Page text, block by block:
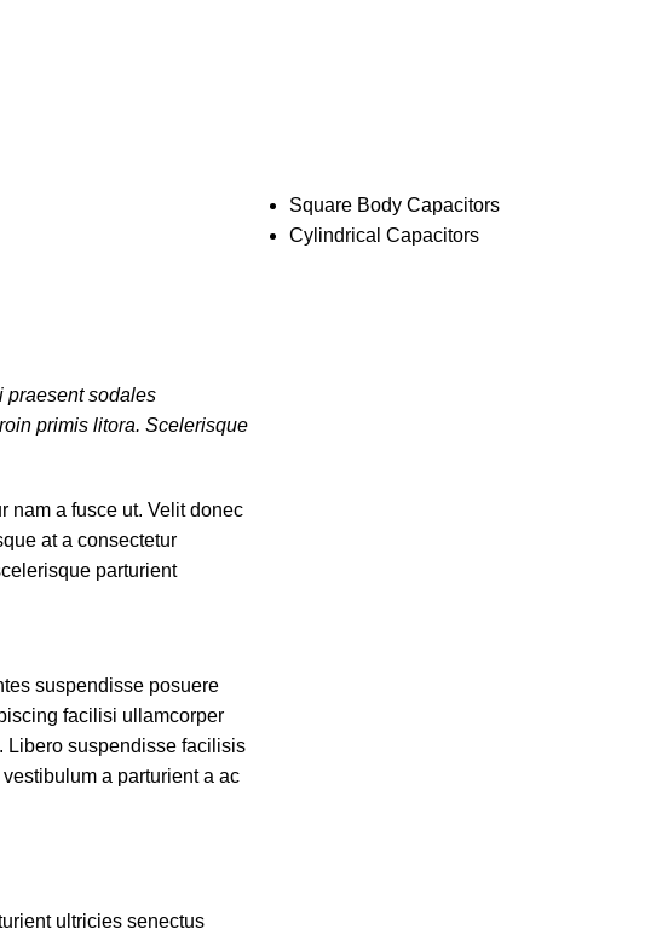
praesent sodales
primis litora. Scelerisque
nam a fusce ut. Velit donec
at a consectetur
parturient
suspendisse posuere
facilisi ullamcorper
Libero suspendisse facilisis
a parturient a ac
ultricies senectus
Square Body Capacitors
Cylindrical Capacitors